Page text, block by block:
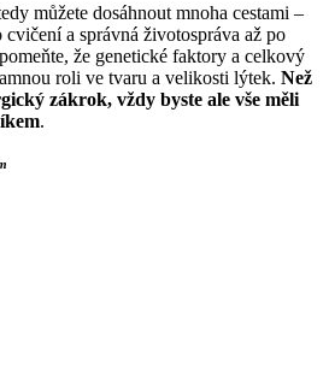
můžete dosáhnout mnoha cestami –
a správná životospráva až po
že genetické faktory a celkový
roli ve tvaru a velikosti lýtek. Než
zákrok, vždy byste ale vše měli
.